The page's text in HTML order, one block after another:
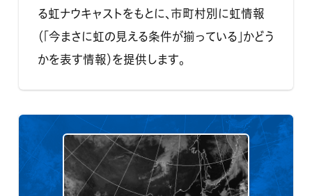
る虹ナウキャストをもとに、市町村別に虹情報
（「今まさに虹の見える条件が揃っている」かどう
かを表す情報）を提供します。